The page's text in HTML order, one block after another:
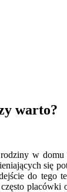
warto?
w
się
do